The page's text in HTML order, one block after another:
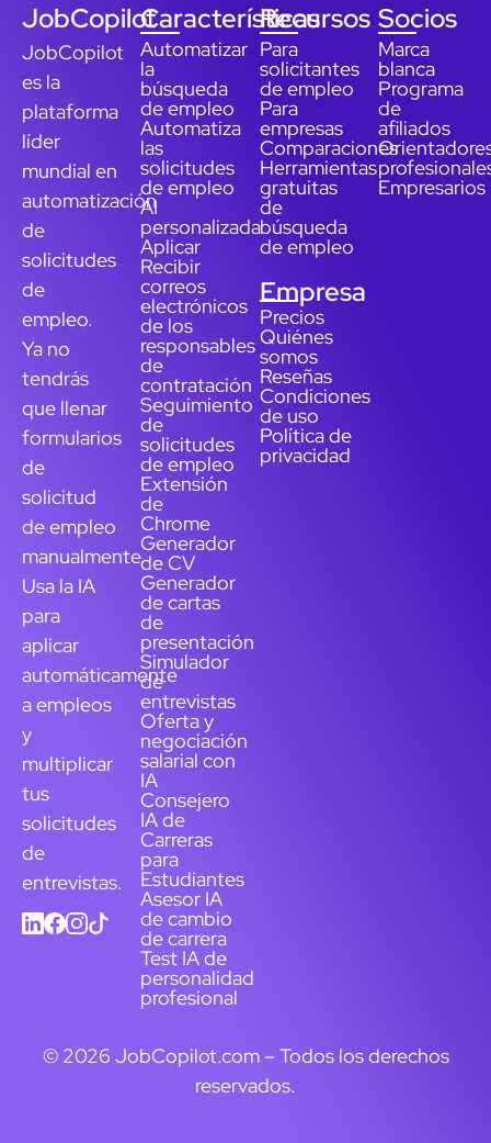
JobCopilot
JobCopilot
es la
plataforma
líder
mundial en
automatización
de
solicitudes
de
empleo.
Ya no
tendrás
que llenar
formularios
de
solicitud
de empleo
manualmente.
Usa la IA
para
aplicar
automáticamente
a empleos
y
multiplicar
tus
solicitudes
de
entrevistas.
Características
Automatizar
la
búsqueda
de empleo
Automatiza
las
solicitudes
de empleo
AI
personalizada
Aplicar
Recibir
correos
electrónicos
de los
responsables
de
contratación
Seguimiento
de
solicitudes
de empleo
Extensión
de
Chrome
Generador
de CV
Generador
de cartas
de
presentación
Simulador
de
entrevistas
Oferta y
negociación
salarial con
IA
Consejero
IA de
Carreras
para
Estudiantes
Asesor IA
de cambio
de carrera
Test IA de
personalidad
profesional
Recursos
Para
solicitantes
de empleo
Para
empresas
Comparaciones
Herramientas
gratuitas
de
búsqueda
de empleo
Empresa
Precios
Quiénes
somos
Reseñas
Condiciones
de uso
Política de
privacidad
Socios
Marca
blanca
Programa
de
afiliados
Empresarios
© 2026 JobCopilot.com – Todos los derechos
reservados.